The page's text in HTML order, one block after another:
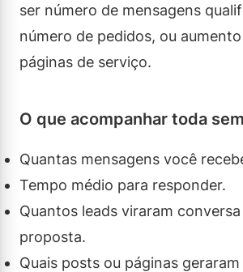
ser número de mensagens
número de pedidos, ou
páginas de serviço.
O que acompanhar toda
Quantas mensagens você
Tempo médio para responder.
Quantos leads viraram
proposta.
Quais posts ou páginas geraram